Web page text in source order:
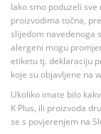
Iako smo poduzeli
proizvodima točna,
slijedom navedenoga
alergeni mogu
etiketu tj. deklaraciju
koje su objavljene na
Ukoliko imate bilo
K Plus, ili proizvoda
se s povjerenjem na